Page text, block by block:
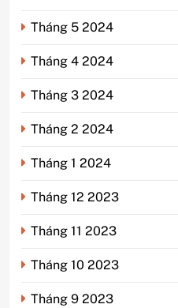
Tháng 5 2024
Tháng 4 2024
Tháng 3 2024
Tháng 2 2024
Tháng 1 2024
Tháng 12 2023
Tháng 11 2023
Tháng 10 2023
Tháng 9 2023